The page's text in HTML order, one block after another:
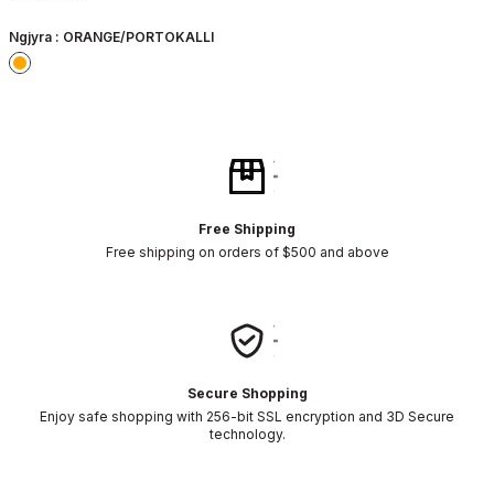
Ngjyra : ORANGE/PORTOKALLI
Free Shipping
Free shipping on orders of $500 and above
Secure Shopping
Enjoy safe shopping with 256-bit SSL encryption and 3D Secure
technology.